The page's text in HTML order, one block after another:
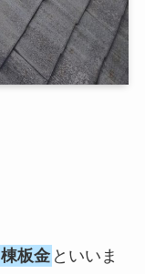
棟板金 といいま